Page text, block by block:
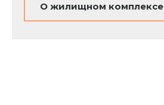
О жилищном комплексе